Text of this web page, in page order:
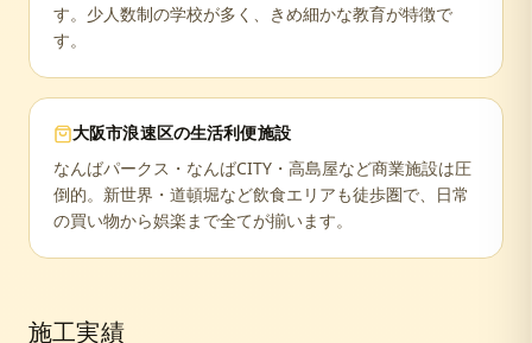
す。少人数制の学校が多く、きめ細かな教育が特徴で
す。
大阪市浪速区の生活利便施設
なんばパークス・なんばCITY・高島屋など商業施設は圧
倒的。新世界・道頓堀など飲食エリアも徒歩圏で、日常
の買い物から娯楽まで全てが揃います。
施工実績